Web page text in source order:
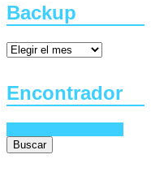
Backup
Encontrador